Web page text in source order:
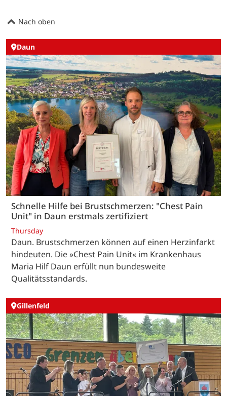
Nach oben
Daun
Schnelle Hilfe bei Brustschmerzen: "Chest Pain
Unit" in Daun erstmals zertifiziert
Thursday
Daun. Brustschmerzen können auf einen Herzinfarkt
hindeuten. Die »Chest Pain Unit« im Krankenhaus
Maria Hilf Daun erfüllt nun bundesweite
Qualitätsstandards.
Gillenfeld